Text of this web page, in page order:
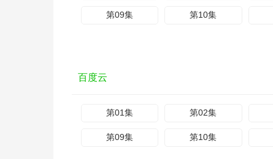
第09集 第10集
百度云
第01集 第02集
第09集 第10集